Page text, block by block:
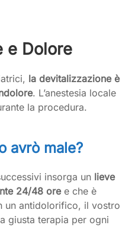
e Dolore
la devitalizzazione è
. L’anestesia locale
la procedura.
avrò male?
insorga un lieve
24/48 oree che è
un antidolorifico, il vostro
giusta terapia per ogni